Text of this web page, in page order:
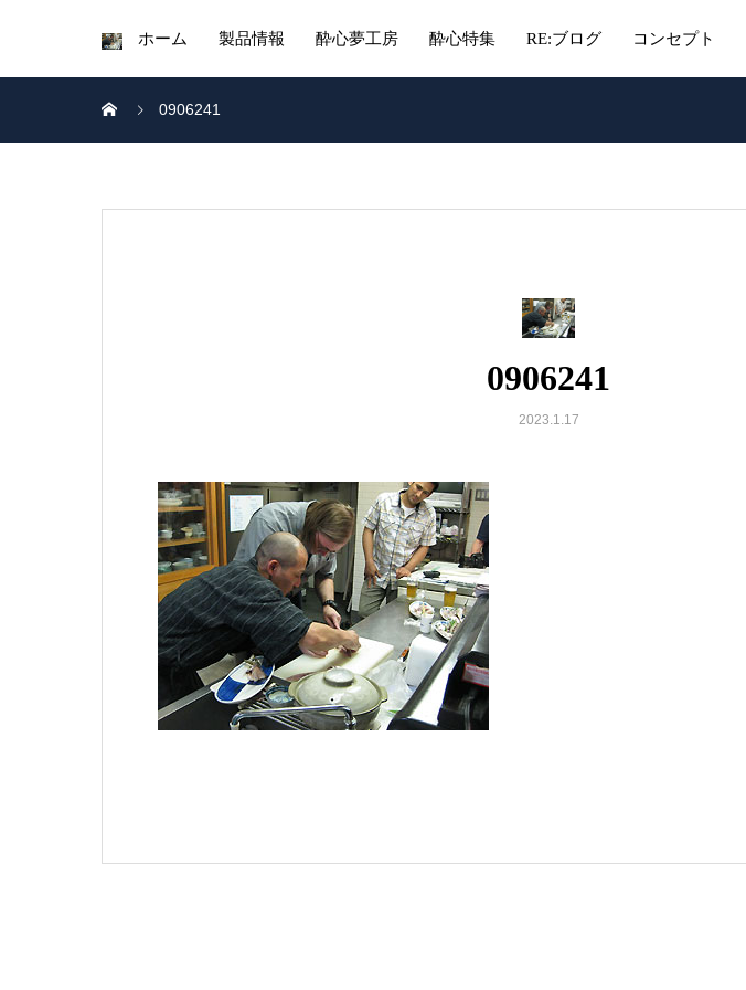
ホーム 製品情報 酔心夢工房 酔心特集 RE:ブログ コンセプト
0906241
0906241
2023.1.17